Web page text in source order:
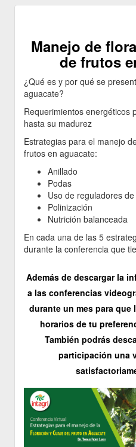
Manejo de
de frutos
¿Qué es y por qué se
aguacate?
Requerimientos energéticos
hasta su madurez
Estrategias para el manejo
frutos en aguacate:
Anillado
Podas
Uso de reguladores
Polinización
Nutrición balanceada
En cada una de las 5
durante la conferencia que
Además de descargar la
a las conferencias
durante un mes para que
horarios de tu
También podrás
participación una